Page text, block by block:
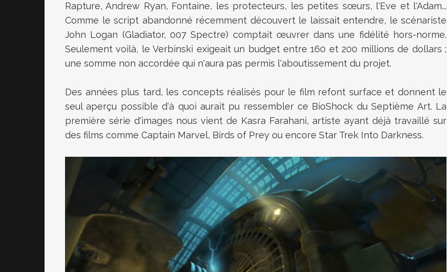
Rapture, Andrew Ryan, Fontaine, les protecteurs, les petites sœurs, l'Eve et l'Adam...
Comme le script abandonné récemment découvert le laissait entendre, le scénariste
John Logan (Gladiator, 007 Spectre) comptait œuvrer dans une fidélité hors-norme.
Seulement voilà, le Verbinski exigeait un budget entre 160 et 200 millions de dollars ;
une somme non accordée qui n'aura pas permis l'aboutissement du projet.
Des années plus tard, les concepts réalisés pour le film refont surface et donnent le
seul aperçu possible d'à quoi aurait pu ressembler ce BioShock du Septième Art. La
première série d'images nous vient de Kasra Farahani, artiste ayant déjà travaillé sur
des films comme Captain Marvel, Birds of Prey ou encore Star Trek Into Darkness.